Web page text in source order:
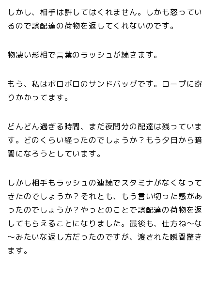
しかし、相手は許してはくれません。しかも怒ってい
るので誤配達の荷物を返してくれないのです。
物凄い形相で言葉のラッシュが続きます。
もう、私はボロボロのサンドバッグです。ロープに寄
りかかってます。
どんどん過ぎる時間、まだ夜間分の配達は残っていま
す。どのくらい経ったのでしょうか？もう夕日から暗
闇になろうとしています。
しかし相手もラッシュの連続でスタミナがなくなって
きたのでしょうか？それとも、もう言い切った感があ
ったのでしょうか？やっとのことで誤配達の荷物を返
してもらえることになりました。最後も、仕方ね～な
～みたいな返し方だったのですが、渡された瞬間驚き
ます。